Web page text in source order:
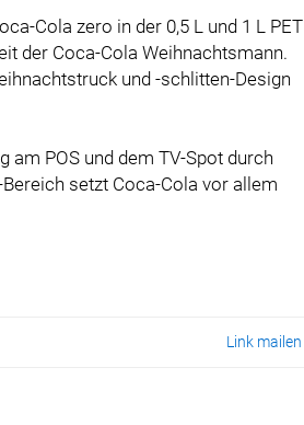
Cola zero in der 0,5 L und 1 L PET
der Coca-Cola Weihnachtsmann.
und -schlitten-Design
POS und dem TV-Spot durch
setzt Coca-Cola vor allem
Link mailen